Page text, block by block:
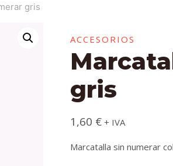
gris
ACCESORIOS
gris
1,60 € + IVA
Marcatalla sin numerar